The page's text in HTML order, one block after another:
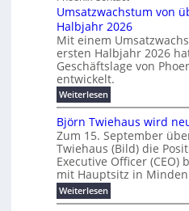
r
a
u
c
h
t
m
e
h
r
T
e
m
p
u
f
ü
r
m
o
d
e
r
n
e
E
e
N
H
-
S
i
c
h
e
r
u
n
g
s
l
i
l
i
g
u
n
g
b
e
i
m
2
0
2
r
f
a
c
h
d
u
r
c
f
ü
h
u
n
g
e
Umsatzwachstum von
Halbjahr 2026
Mit einem
ersten Halbjahr 2026
Geschäftslage von
entwickelt.
Weiterlesen:
U
m
s
a
t
w
a
c
h
Björn Twiehaus wird
Zum 15. September
Twiehaus (Bild) die
Executive Officer (CEO)
mit Hauptsitz in
Weiterlesen:
B